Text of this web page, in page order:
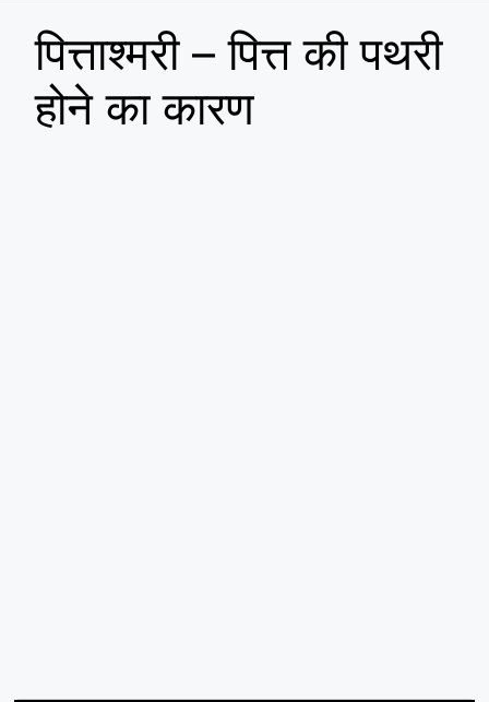
पित्ताश्मरी – पित्त की पथरी
होने का कारण